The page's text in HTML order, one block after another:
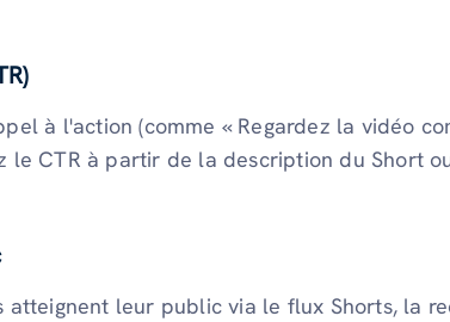
à l'action (comme « Regardez la vidéo
le CTR à partir de la description du Short
atteignent leur public via le flux Shorts, la